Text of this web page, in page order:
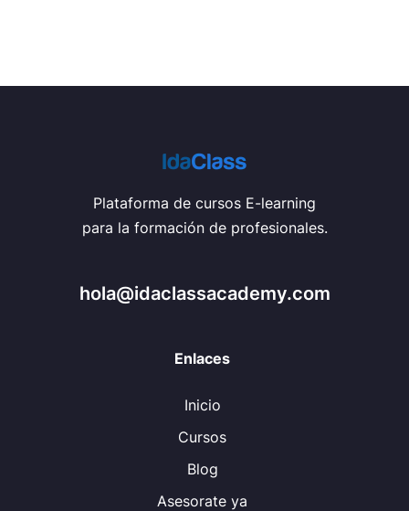
Plataforma de cursos E-learning
para la formación de profesionales.
hola@idaclassacademy.com
Enlaces
Inicio
Cursos
Blog
Asesorate ya